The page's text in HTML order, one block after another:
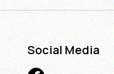
Social Media